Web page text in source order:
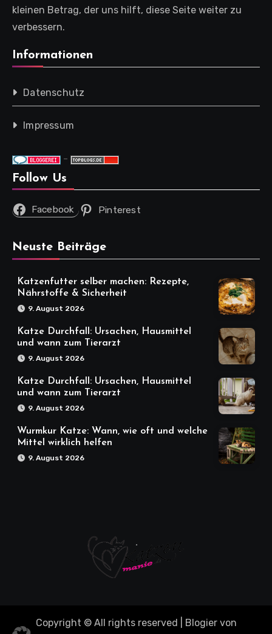
kleinen Betrag, der uns hilft, diese Seite weiter zu
verbessern.
Informationen
Datenschutz
Impressum
-
Follow Us
Facebook Pinterest
Neuste Beiträge
Katzenfutter selber machen: Rezepte,
Nährstoffe & Sicherheit
9. August 2026
Katze Durchfall: Ursachen, Hausmittel
und wann zum Tierarzt
9. August 2026
Katze Durchfall: Ursachen, Hausmittel
und wann zum Tierarzt
9. August 2026
Wurmkur Katze: Wann, wie oft und welche
Mittel wirklich helfen
9. August 2026
Copyright © All rights reserved Blogiervon